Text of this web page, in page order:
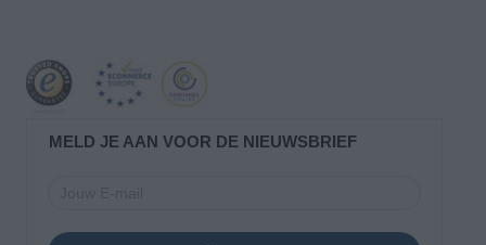
MELD JE AAN VOOR DE NIEUWSBRIEF